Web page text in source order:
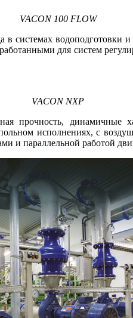
VACON 100 FLOW
в системах
для систем
VACON NXP
прочность,
исполнениях, с
и параллельной работой